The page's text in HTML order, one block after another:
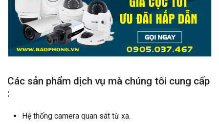
Các sản phẩm dịch vụ mà chúng tôi cung cấp
:
Hệ thống camera quan sát từ xa.